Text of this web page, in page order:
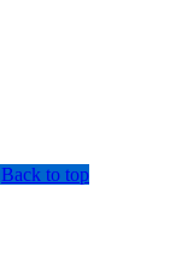
Back to top